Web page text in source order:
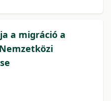
a migráció a